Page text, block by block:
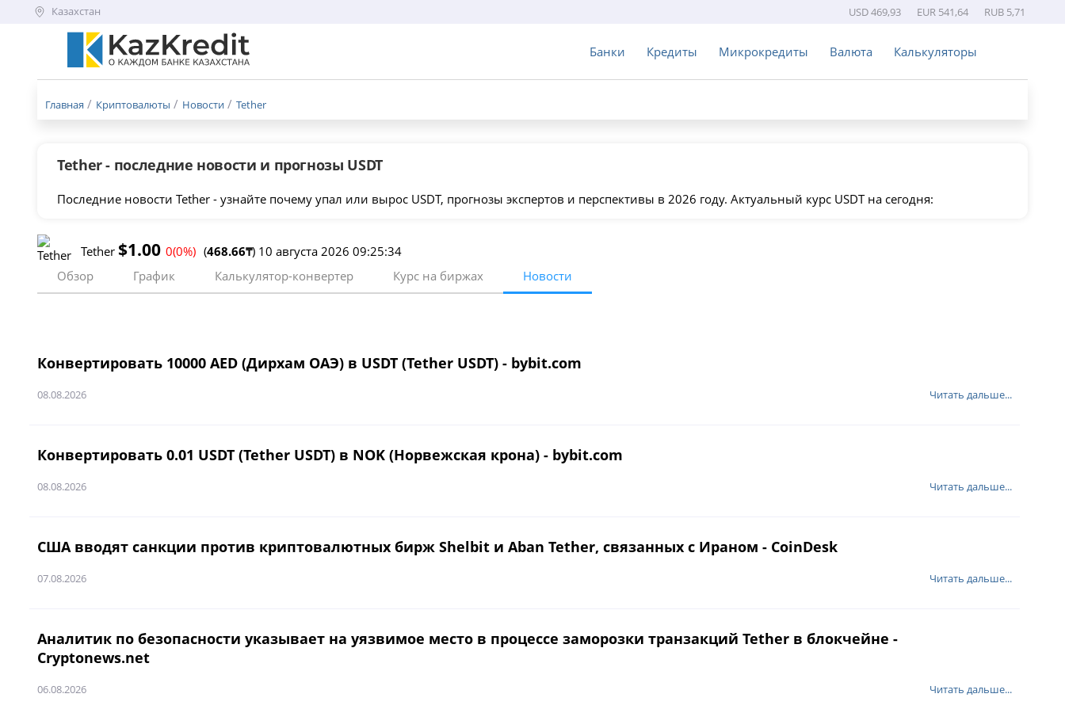
Казахстан USD 469,93 EUR 541,64 RUB 5,71
Банки Кредиты Микрокредиты Валюта Калькуляторы
Меню
Главная Криптовалюты Новости Tether
Tether - последние новости и прогнозы USDT
Последние новости Tether - узнайте почему упал или вырос USDT, прогнозы экспертов и перспективы в 2026 году. Актуальный курс USDT на сегодня:
Tether $1.00 0(0%) (468.66₸) 10 августа 2026 09:25:34
Обзор
График Калькулятор-конвертер Курс на биржах Новости
Конвертировать 10000 AED (Дирхам ОАЭ) в USDT (Tether USDT) - bybit.com
08.08.2026 Читать дальше...
Конвертировать 0.01 USDT (Tether USDT) в NOK (Норвежская крона) - bybit.com
08.08.2026 Читать дальше...
США вводят санкции против криптовалютных бирж Shelbit и Aban Tether, связанных с Ираном - CoinDesk
07.08.2026 Читать дальше...
Аналитик по безопасности указывает на уязвимое место в процессе заморозки транзакций Tether в блокчейне -
Cryptonews.net
06.08.2026 Читать дальше...